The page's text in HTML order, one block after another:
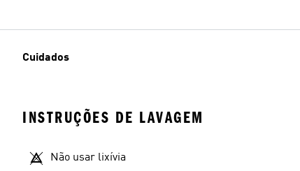
Cuidados
INSTRUÇÕES DE LAVAGEM
Não usar lixívia